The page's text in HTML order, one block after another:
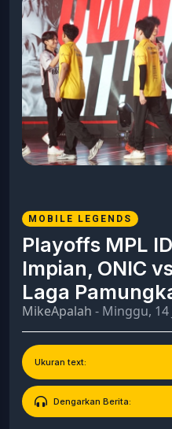
MOBILE LEGENDS
Playoffs MPL
Impian, ONIC
Laga
MikeApalah - Minggu, 14
Ukuran text:
Dengarkan Berita: